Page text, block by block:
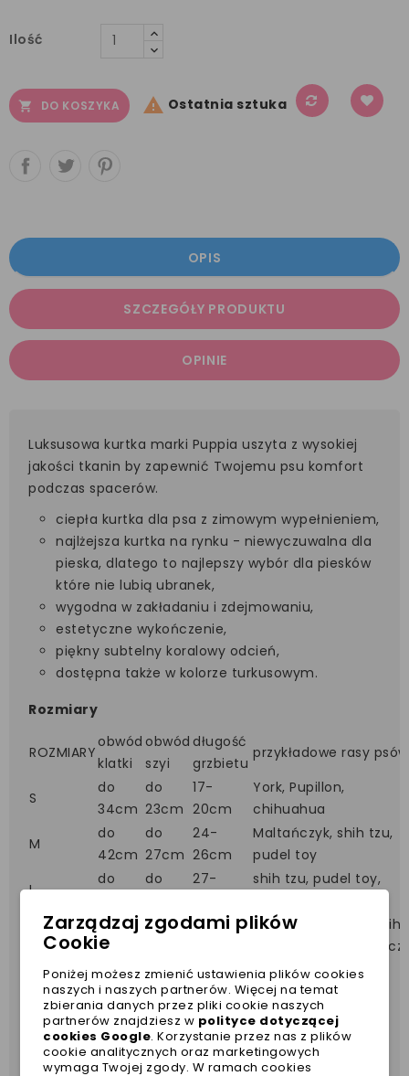
Ilość
 DO KOSZYKA  Ostatnia sztuka
OPIS
SZCZEGÓŁY PRODUKTU
OPINIE
Luksusowa kurtka marki Puppia uszyta z wysokiej
jakości tkanin by zapewnić Twojemu psu komfort
podczas spacerów.
ciepła kurtka dla psa z zimowym wypełnieniem,
najlżejsza kurtka na rynku - niewyczuwalna dla
pieska, dlatego to najlepszy wybór dla piesków
które nie lubią ubranek,
wygodna w zakładaniu i zdejmowaniu,
estetyczne wykończenie,
piękny subtelny koralowy odcień,
dostępna także w kolorze turkusowym.
Rozmiary
ROZMIARY
obwód
klatki
obwód
szyi
długość
grzbietu
przykładowe rasy psów
S
do
34cm
do
23cm
17-
20cm
York, Pupillon,
chihuahua
M
do
42cm
do
27cm
24-
26cm
Maltańczyk, shih tzu,
pudel toy
L
do
do
27-
shih tzu, pudel toy,
XL
do
do
32-
buldog francuski, shih
tzu, fox
Zarządzaj zgodami plików
Cookie
Poniżej możesz zmienić ustawienia plików cookies
naszych i naszych partnerów. Więcej na temat
zbierania danych przez pliki cookie naszych
partnerów znajdziesz w polityce dotyczącej
cookies Google. Korzystanie przez nas z plików
cookie analitycznych oraz marketingowych
wymaga Twojej zgody. W ramach cookies